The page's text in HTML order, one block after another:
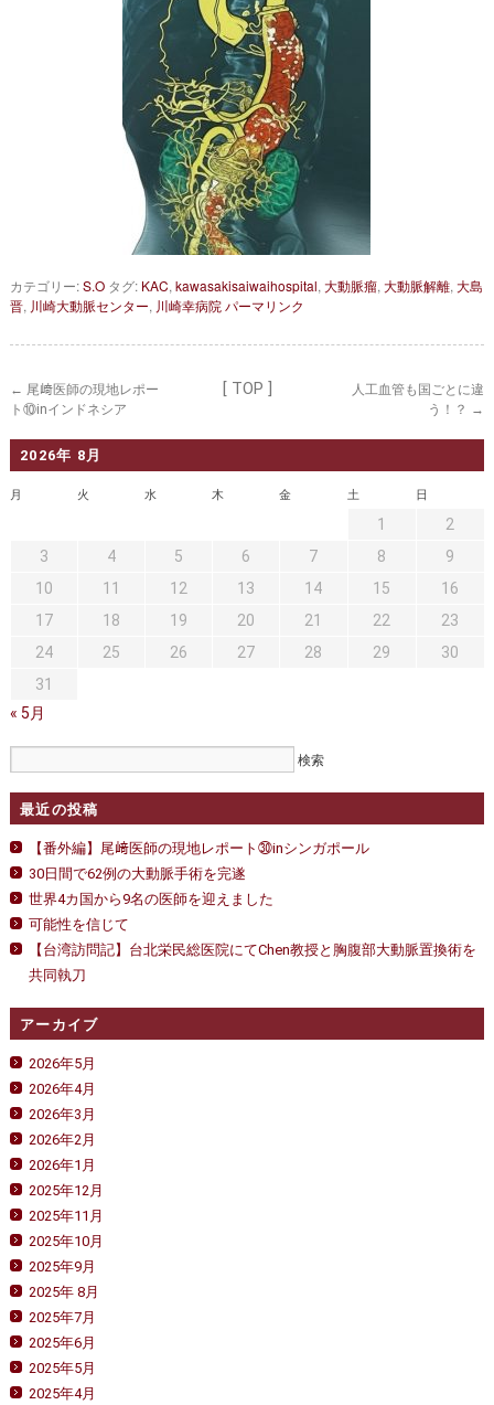
正しい病院の選び方 アクセス
外来予約をされた方へ
採用・医療関係の方へ
治療目的と治療対象
医師募集情報 ドクターカー
アーカイブ
カテゴリー:S.Oタグ: KAC, kawasakisaiwaihospital, 大動脈瘤, 大動脈解離, 大島
晋, 川崎大動脈センター, 川崎幸病院パーマリンク
← 尾﨑医師の現地レポー
ト⑩inインドネシア
[ TOP ]
人工血管も国ごとに違
う！？ →
2026年 8月
月 火 水 木 金 土 日
1
2
3
4 5 6 7 8
9
10
11 12 13 14 15
16
17
18 19 20 21 22
23
24
25 26 27 28 29
30
31
« 5月
最近の投稿
【番外編】尾﨑医師の現地レポート㉚inシンガポール
30日間で62例の大動脈手術を完遂
世界4カ国から9名の医師を迎えました
可能性を信じて
【台湾訪問記】台北栄民総医院にてChen教授と胸腹部大動脈置換術を
共同執刀
アーカイブ
2026年5月
2026年4月
2026年3月
2026年2月
2026年1月
2025年12月
2025年11月
2025年10月
2025年9月
2025年 8月
2025年7月
2025年6月
2025年5月
2025年4月